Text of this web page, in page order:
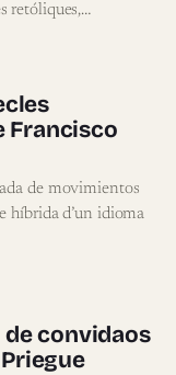
retóliques,…
Francisco
de movimientos
híbrida d’un idioma
convidaos